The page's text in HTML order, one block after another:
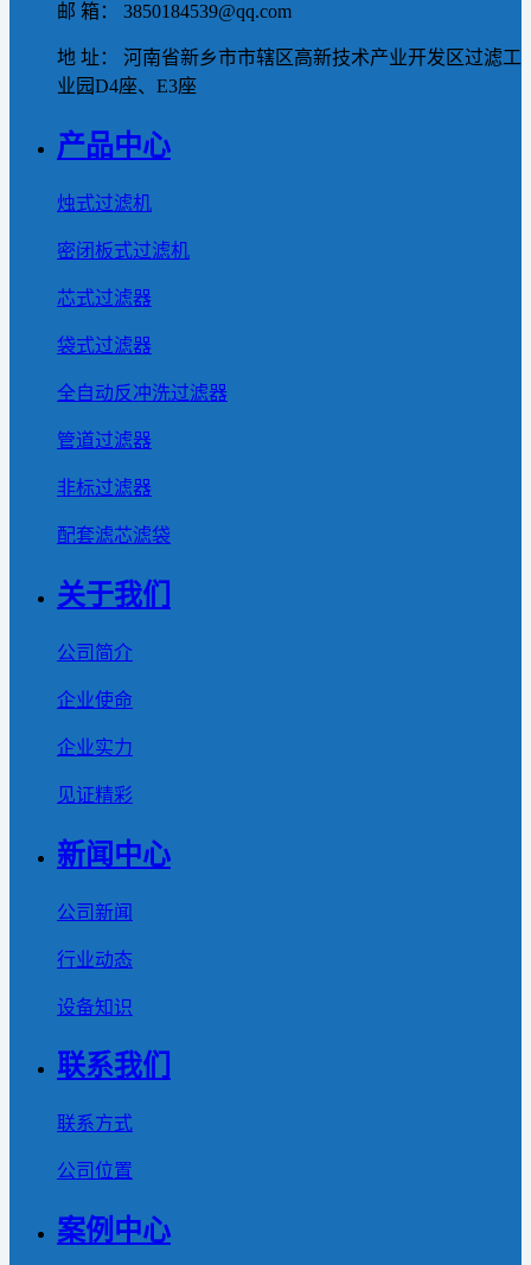
邮 箱： 3850184539@qq.com
地 址： 河南省新乡市市辖区高新技术产业开发区过滤工
业园D4座、E3座
产品中心
烛式过滤机
密闭板式过滤机
芯式过滤器
袋式过滤器
全自动反冲洗过滤器
管道过滤器
非标过滤器
配套滤芯滤袋
关于我们
公司简介
企业使命
企业实力
见证精彩
新闻中心
公司新闻
行业动态
设备知识
联系我们
联系方式
公司位置
案例中心